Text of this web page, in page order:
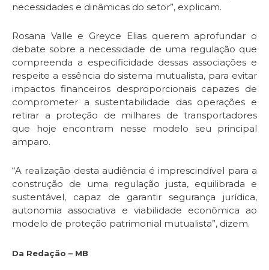
necessidades e dinâmicas do setor”, explicam.
Rosana Valle e Greyce Elias querem aprofundar o
debate sobre a necessidade de uma regulação que
compreenda a especificidade dessas associações e
respeite a essência do sistema mutualista, para evitar
impactos financeiros desproporcionais capazes de
comprometer a sustentabilidade das operações e
retirar a proteção de milhares de transportadores
que hoje encontram nesse modelo seu principal
amparo.
“A realização desta audiência é imprescindível para a
construção de uma regulação justa, equilibrada e
sustentável, capaz de garantir segurança jurídica,
autonomia associativa e viabilidade econômica ao
modelo de proteção patrimonial mutualista”, dizem.
Da Redação – MB